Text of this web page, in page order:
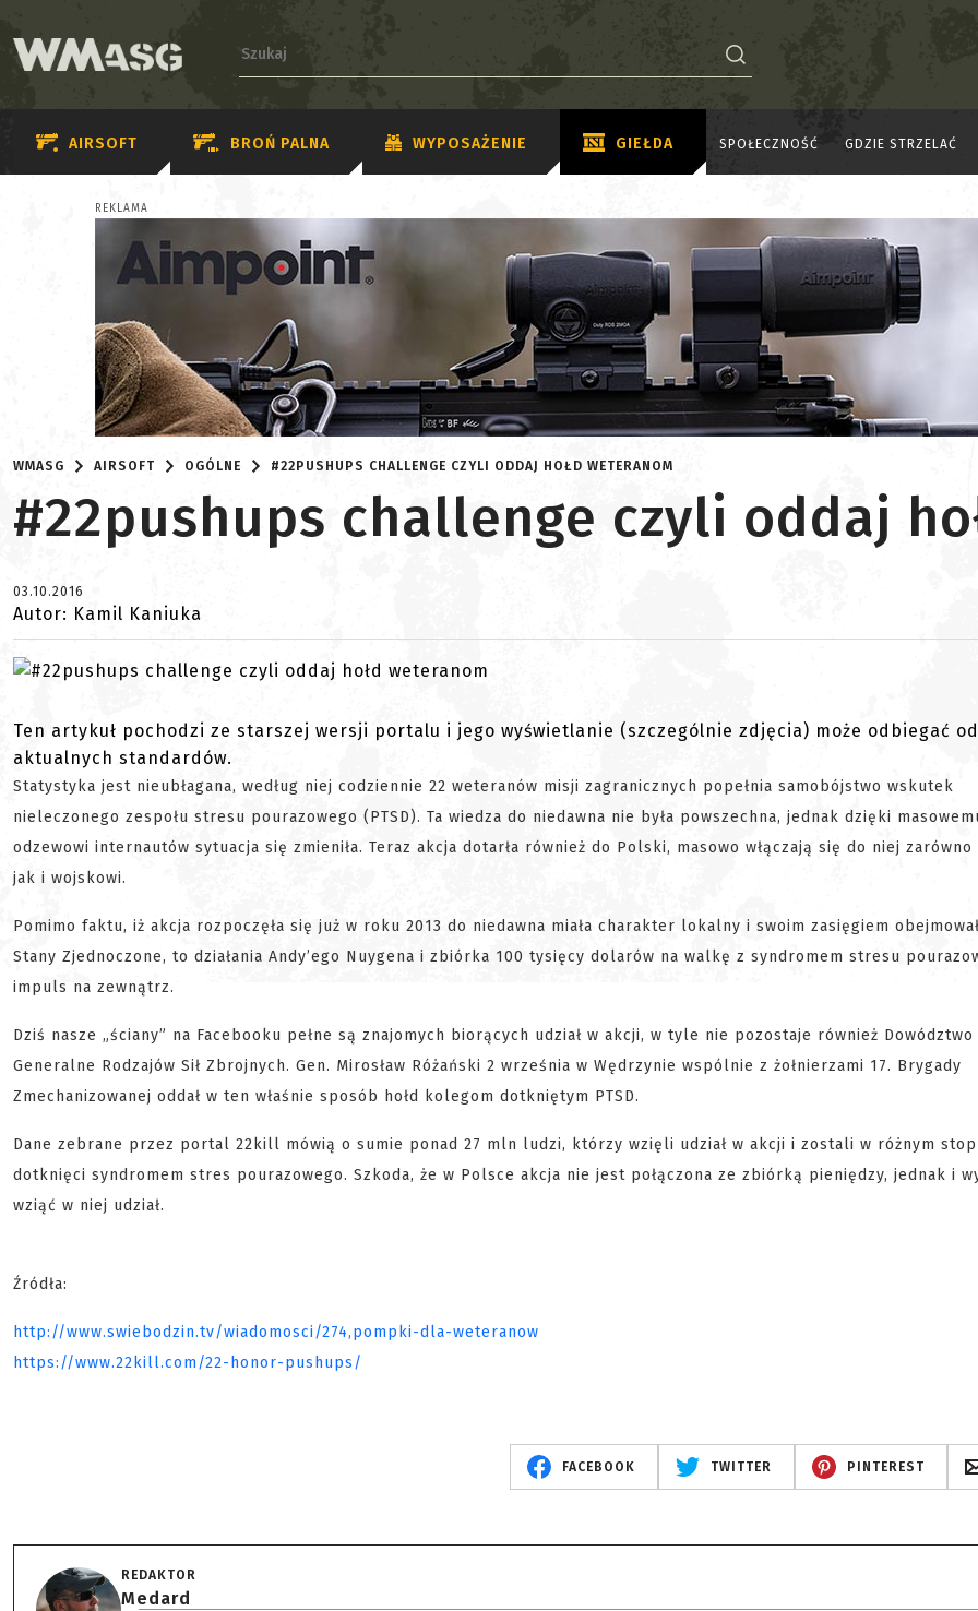
AIRSOFT BROŃ PALNA WYPOSAŻENIE GIEŁDA SPOŁECZNOŚĆ GDZIE STRZELAĆ
REKLAMA
WMASG AIRSOFT OGÓLNE #22PUSHUPS CHALLENGE CZYLI ODDAJ HOŁD WETERANOM
#22pushups challenge czyli oddaj
03.10.2016
Autor: Kamil Kaniuka
Ten artykuł pochodzi ze starszej wersji portalu i jego wyświetlanie (szczególnie zdjęcia) może odbiegać od
aktualnych standardów.
Statystyka jest nieubłagana, według niej codziennie 22 weteranów misji zagranicznych popełnia samobójstwo wskutek
nieleczonego zespołu stresu pourazowego (PTSD). Ta wiedza do niedawna nie była powszechna, jednak dzięki
odzewowi internautów sytuacja się zmieniła. Teraz akcja dotarła również do Polski, masowo włączają się do niej
jak i wojskowi.
Pomimo faktu, iż akcja rozpoczęła się już w roku 2013 do niedawna miała charakter lokalny i swoim zasięgiem
Stany Zjednoczone, to działania Andy’ego Nuygena i zbiórka 100 tysięcy dolarów na walkę z syndromem stresu
impuls na zewnątrz.
Dziś nasze „ściany” na Facebooku pełne są znajomych biorących udział w akcji, w tyle nie pozostaje również Dowództwo
Generalne Rodzajów Sił Zbrojnych. Gen. Mirosław Różański 2 września w Wędrzynie wspólnie z żołnierzami 17. Brygady
Zmechanizowanej oddał w ten właśnie sposób hołd kolegom dotkniętym PTSD.
Dane zebrane przez portal 22kill mówią o sumie ponad 27 mln ludzi, którzy wzięli udział w akcji i zostali w różnym
dotknięci syndromem stres pourazowego. Szkoda, że w Polsce akcja nie jest połączona ze zbiórką pieniędzy, jednak i
wziąć w niej udział.
Źródła:
http://www.swiebodzin.tv/wiadomosci/274,pompki-dla-weteranow
https://www.22kill.com/22-honor-pushups/
FACEBOOK TWITTER PINTEREST
REDAKTOR
Medard